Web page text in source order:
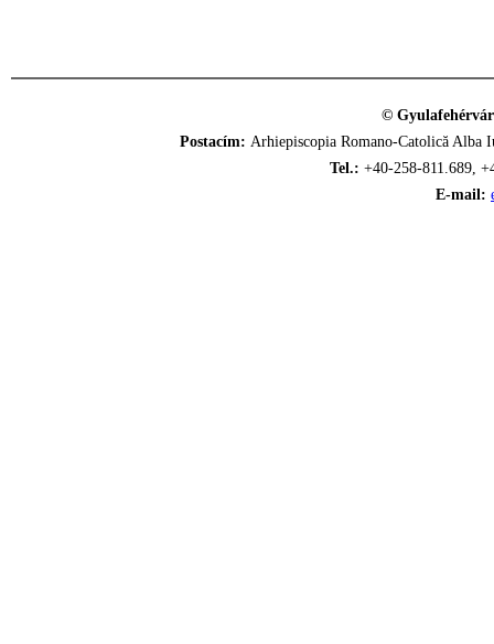
©
Postacím: Arhiepiscopia Romano-Catolică
Tel.: +40-258-811.689,
E-mail: